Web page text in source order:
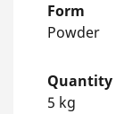
Form
Powder
Quantity
5 kg